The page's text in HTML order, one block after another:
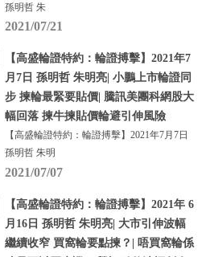
孫明哲 朱
2021/07/21
【高盛輪證特約：輪證搏擊】2021年7
月7日 孫明哲 朱明亮| 小鵬上市輪證同
步 揀輪最緊要貼價| 騰訊美團科網股大
幅回落 揀牛揀貼價輪避引伸風險
【高盛輪證特約：輪證搏擊】2021年7月7日
孫明哲 朱明
2021/07/07
【高盛輪證特約：輪證搏擊】2021年 6
月16日 孫明哲 朱明亮| 大市引伸波幅
繼續收窄 買窩輪要點揀？| 唔買窩輪係